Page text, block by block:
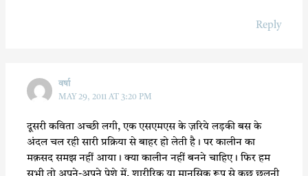
Reply
वर्षा
MAY 29, 2011 AT 3:20 PM
दूसरी कविता अच्छी लगी, एक एसएमएस के ज़रिये लड़की बस के
अंदल चल रही सारी प्रक्रिया से बाहर हो लेती है। पर कालीन का
मक़सद समझ नहीं आया। क्या कालीन नहीं बनने चाहिए। फिर हम